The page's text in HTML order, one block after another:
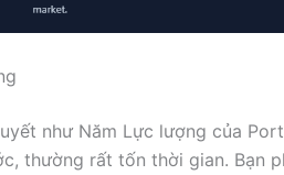
như Năm Lực lượng của
thường rất tốn thời gian. Bạn